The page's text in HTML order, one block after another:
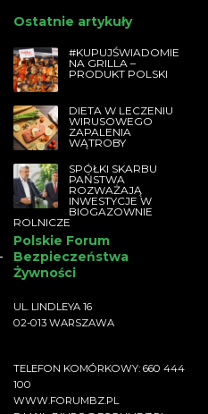
Ostatnie artykuły
#KUPUJŚWIADOMIE
NA GRILLA –
PRODUKT POLSKI
DIETA W LECZENIU
WIRUSOWEGO
ZAPALENIA
WĄTROBY
SPÓŁKI SKARBU
PAŃSTWA
ROZWAŻAJĄ
INWESTYCJE W
BIOGAZOWNIE
ROLNICZE
Polskie Forum
Bezpieczeństwa
Żywności
UL. LINDLEYA 16
02-013 WARSZAWA
TELEFON KOMÓRKOWY: 660 444
100
WWW.FORUMBZ.PL